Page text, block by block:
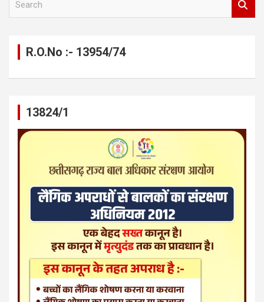
R.O.No :- 13954/74
13824/1